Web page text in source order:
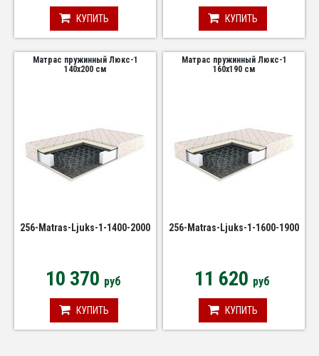
КУПИТЬ КУПИТЬ
Матрас пружинный Люкс-1
140х200 см
256-Matras-Ljuks-1-1400-2000
10 370 руб
КУПИТЬ
Матрас пружинный Люкс-1
160х190 см
256-Matras-Ljuks-1-1600-1900
11 620 руб
КУПИТЬ